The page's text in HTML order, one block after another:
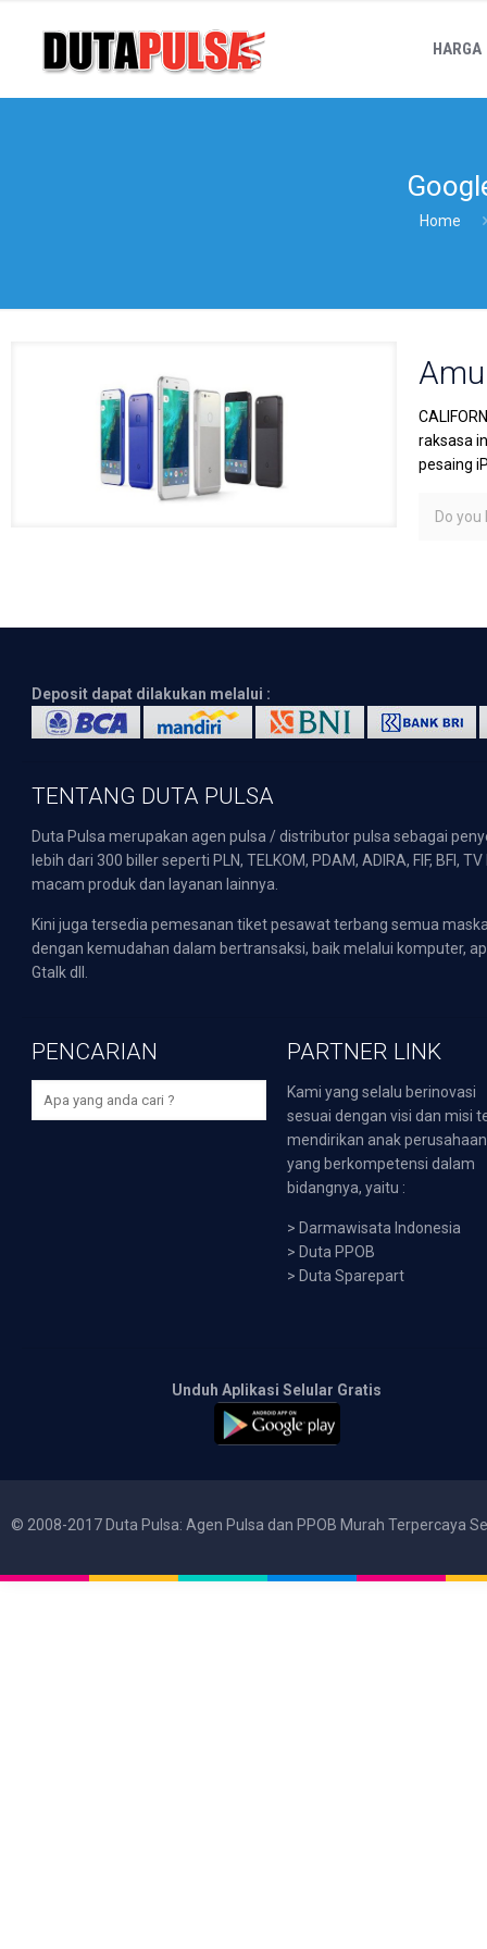
HARGA
Home
raksasa
pesaing
Do you
Deposit dapat dilakukan melalui :
TENTANG DUTA PULSA
Duta Pulsa merupakan agen pulsa / distributor pulsa sebagai
lebih dari 300 biller seperti PLN, TELKOM, PDAM, ADIRA, FIF,
macam produk dan layanan lainnya.
Kini juga tersedia pemesanan tiket pesawat terbang semua
dengan kemudahan dalam bertransaksi, baik melalui komputer,
Gtalk dll.
PENCARIAN PARTNER LINK
Kami yang selalu berinovasi
sesuai dengan visi dan misi
mendirikan anak perusahaan
yang berkompetensi dalam
bidangnya, yaitu :
> Darmawisata Indonesia
> Duta PPOB
> Duta Sparepart
Unduh Aplikasi Selular Gratis
© 2008-2017 Duta Pulsa: Agen Pulsa dan PPOB Murah Terpercaya